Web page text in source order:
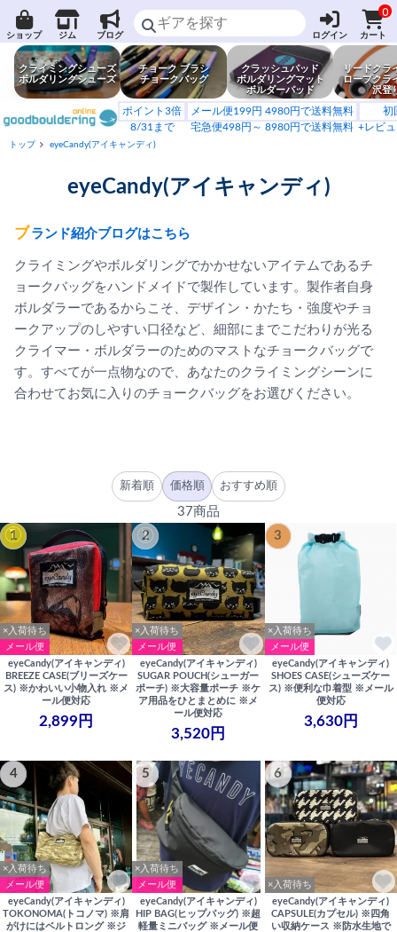
ショップ ジム ブログ ログイン
0
カート
クライミングシューズ
ボルダリングシューズ
チョーク ブラシ
チョークバッグ
クラッシュパッド
ボルダリングマット
ボルダーパッド
リードクラ
ロープクラ
沢登
ポイント3倍
8/31まで
メール便199円 4980円で送料無料
宅急便498円～ 8980円で送料無料
初
+レビ
トップ eyeCandy(アイキャンディ)
eyeCandy(アイキャンディ)
ブランド紹介ブログはこちら
クライミングやボルダリングでかかせないアイテムであるチ
ョークバッグをハンドメイドで製作しています。製作者自身
ボルダラーであるからこそ、デザイン・かたち・強度やチョ
ークアップのしやすい口径など、細部にまでこだわりが光る
クライマー・ボルダラーのためのマストなチョークバッグで
す。すべてが一点物なので、あなたのクライミングシーンに
合わせてお気に入りのチョークバッグをお選びください。
新着順 価格順 おすすめ順
37商品
1
×入荷待ち
メール便
eyeCandy(アイキャンディ)
BREEZE CASE(ブリーズケー
ス) ※かわいい小物入れ ※メ
ール便対応
2,899円
2
×入荷待ち
メール便
eyeCandy(アイキャンディ)
SUGAR POUCH(シューガー
ポーチ) ※大容量ポーチ ※ケ
ア用品をひとまとめに ※メ
ール便対応
3,520円
3
×入荷待ち
メール便
eyeCandy(アイキャンディ)
SHOES CASE(シューズケー
ス) ※便利な巾着型 ※メール
便対応
3,630円
4
×入荷待ち
メール便
eyeCandy(アイキャンディ)
TOKONOMA(トコノマ) ※肩
がけにはベルトロング ※ジ
5
×入荷待ち
メール便
eyeCandy(アイキャンディ)
HIP BAG(ヒップバッグ) ※超
軽量ミニバッグ ※メール便
6
×入荷待ち
eyeCandy(アイキャンディ)
CAPSULE(カプセル) ※四角
い収納ケース ※防水生地で